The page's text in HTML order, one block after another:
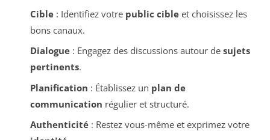
Cible: Identifiez votre public cibleet choisissez les
bons canaux.
Dialogue: Engagez des discussions autour de sujets
pertinents.
Planification : Établissez un plan de
communication régulier et structuré.
Authenticité: Restez vous-même et exprimez votre